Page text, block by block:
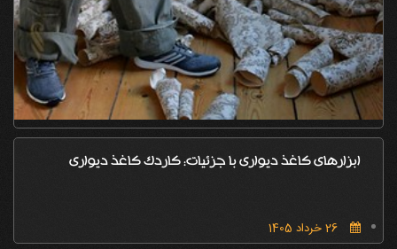
ابزارهای کاغذ دیواری با جزئیات: کاردک کاغذ دیواری